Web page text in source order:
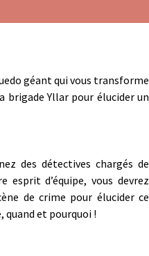
géant qui vous transforme
brigade Yllar pour élucider un
des détectives chargés de
d’équipe, vous devrez
de crime pour élucider ce
quand et pourquoi !